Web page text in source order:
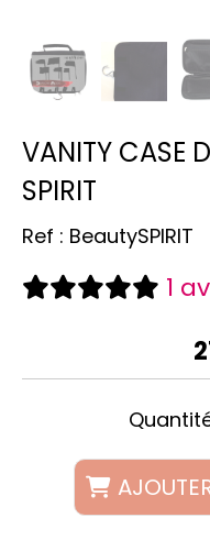
VANITY CASE
SPIRIT
Ref : BeautySPIRIT
1